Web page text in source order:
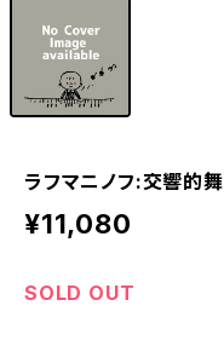
ラフマニノフ:交響的
¥11,080
SOLD OUT